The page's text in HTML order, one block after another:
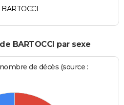
BARTOCCI
BARTOCCI par sexe
de décès (source :